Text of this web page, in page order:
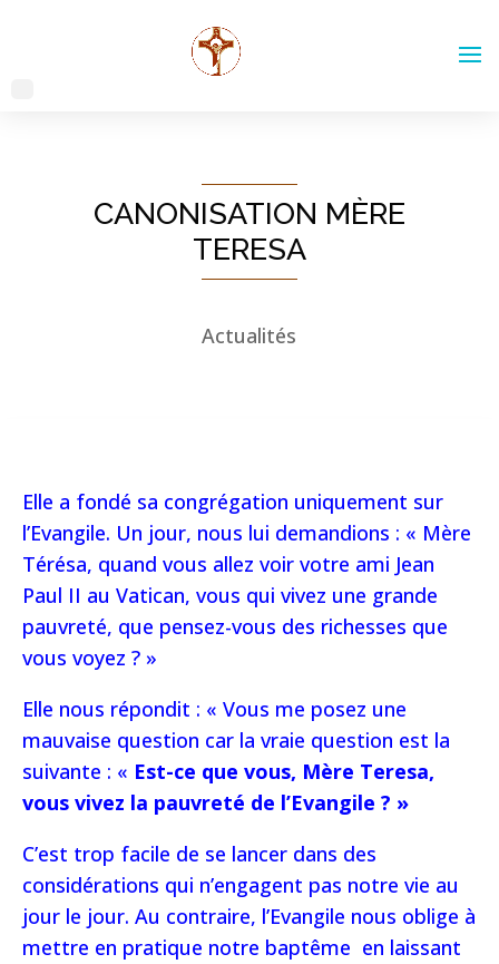
CANONISATION MÈRE
TERESA
Actualités
Elle a fondé sa congrégation uniquement sur
l’Evangile. Un jour, nous lui demandions : « Mère
Térésa, quand vous allez voir votre ami Jean
Paul II au Vatican, vous qui vivez une grande
pauvreté, que pensez-vous des richesses que
vous voyez ? »
Elle nous répondit : « Vous me posez une
mauvaise question car la vraie question est la
suivante : « Est-ce que vous, Mère Teresa,
vous vivez la pauvreté de l’Evangile ? »
C’est trop facile de se lancer dans des
considérations qui n’engagent pas notre vie au
jour le jour. Au contraire, l’Evangile nous oblige à
mettre en pratique notre baptême en laissant